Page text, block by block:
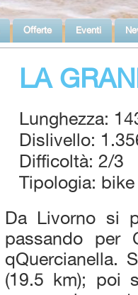
Offerte Eventi
LA
Lunghezza:
Dislivello:
Difficoltà: 2/3
Tipologia: bike
Da Livorno si
passando per
qQuercianella.
(19.5 km); poi